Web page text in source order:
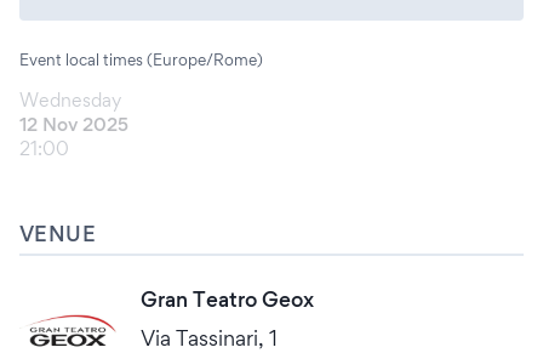
Event local times (Europe/Rome)
Wednesday
12 Nov 2025
21:00
VENUE
Gran Teatro Geox
Via Tassinari, 1